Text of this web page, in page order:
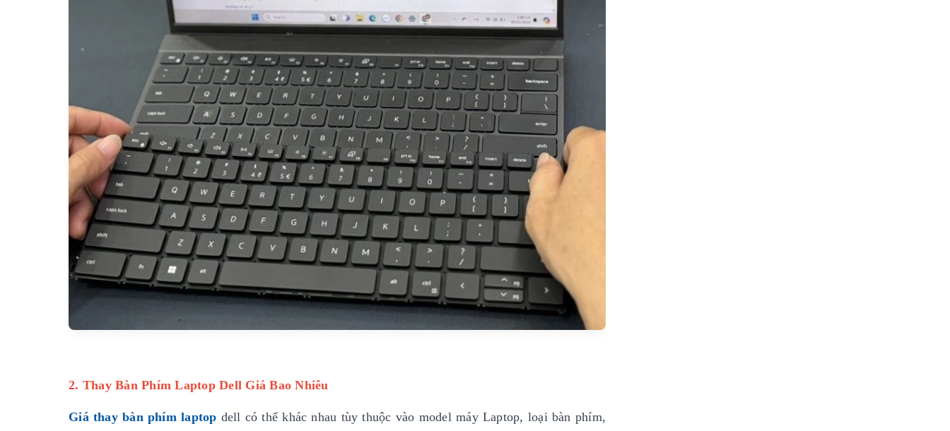
2. Thay Bàn Phím Laptop Dell Giá Bao Nhiêu
Giá thay bàn phím laptop dell có thể khác nhau tùy thuộc vào model máy Laptop, loại bàn phím,